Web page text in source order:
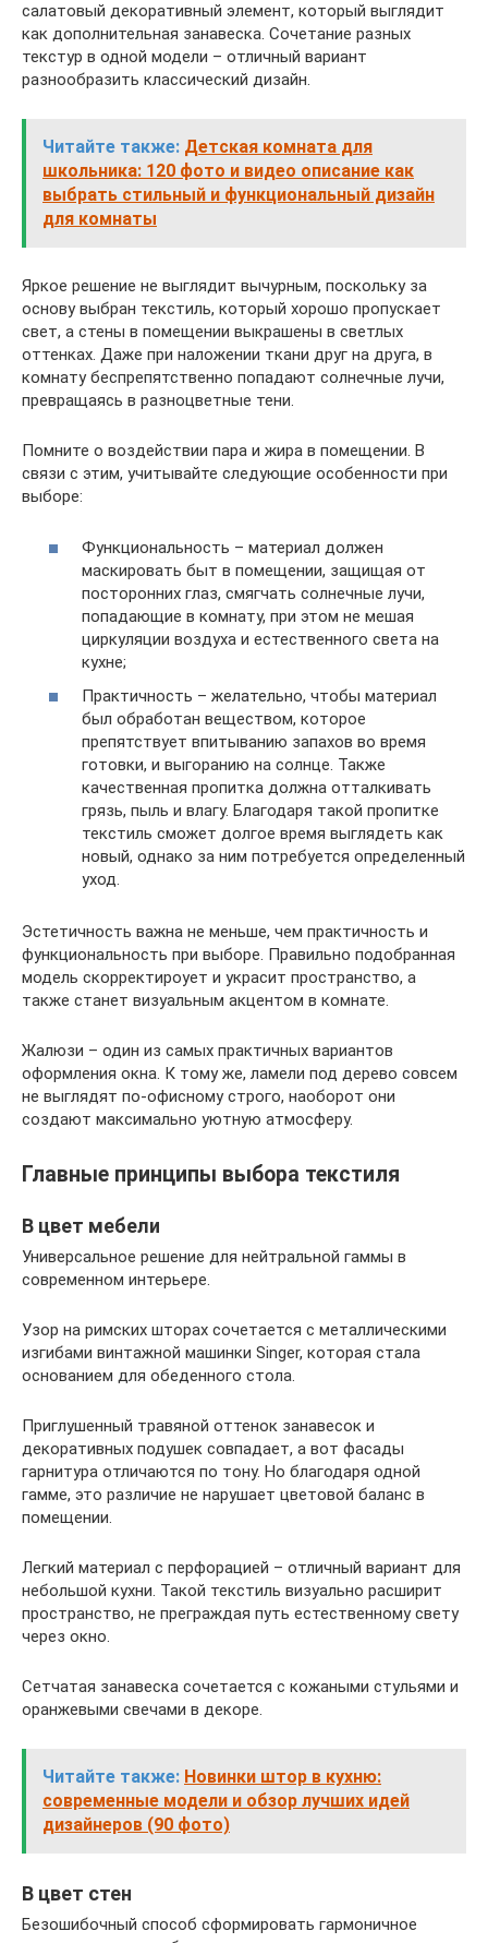
салатовый декоративный элемент, который выглядит
как дополнительная занавеска. Сочетание разных
текстур в одной модели – отличный вариант
разнообразить классический дизайн.
Читайте также: Детская комната для
школьника: 120 фото и видео описание как
выбрать стильный и функциональный дизайн
для комнаты
Яркое решение не выглядит вычурным, поскольку за
основу выбран текстиль, который хорошо пропускает
свет, а стены в помещении выкрашены в светлых
оттенках. Даже при наложении ткани друг на друга, в
комнату беспрепятственно попадают солнечные лучи,
превращаясь в разноцветные тени.
Помните о воздействии пара и жира в помещении. В
связи с этим, учитывайте следующие особенности при
выборе:
Функциональность – материал должен
маскировать быт в помещении, защищая от
посторонних глаз, смягчать солнечные лучи,
попадающие в комнату, при этом не мешая
циркуляции воздуха и естественного света на
кухне;
Практичность – желательно, чтобы материал
был обработан веществом, которое
препятствует впитыванию запахов во время
готовки, и выгоранию на солнце. Также
качественная пропитка должна отталкивать
грязь, пыль и влагу. Благодаря такой пропитке
текстиль сможет долгое время выглядеть как
новый, однако за ним потребуется определенный
уход.
Эстетичность важна не меньше, чем практичность и
функциональность при выборе. Правильно подобранная
модель скорректироует и украсит пространство, а
также станет визуальным акцентом в комнате.
Жалюзи – один из самых практичных вариантов
оформления окна. К тому же, ламели под дерево совсем
не выглядят по-офисному строго, наоборот они
создают максимально уютную атмосферу.
Главные принципы выбора текстиля
В цвет мебели
Универсальное решение для нейтральной гаммы в
современном интерьере.
Узор на римских шторах сочетается с металлическими
изгибами винтажной машинки Singer, которая стала
основанием для обеденного стола.
Приглушенный травяной оттенок занавесок и
декоративных подушек совпадает, а вот фасады
гарнитура отличаются по тону. Но благодаря одной
гамме, это различие не нарушает цветовой баланс в
помещении.
Легкий материал с перфорацией – отличный вариант для
небольшой кухни. Такой текстиль визуально расширит
пространство, не преграждая путь естественному свету
через окно.
Сетчатая занавеска сочетается с кожаными стульями и
оранжевыми свечами в декоре.
Читайте также: Новинки штор в кухню:
современные модели и обзор лучших идей
дизайнеров (90 фото)
В цвет стен
Безошибочный способ сформировать гармоничное